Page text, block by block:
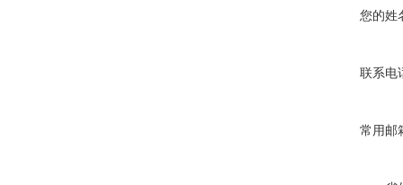
您的姓
联系电
常用邮